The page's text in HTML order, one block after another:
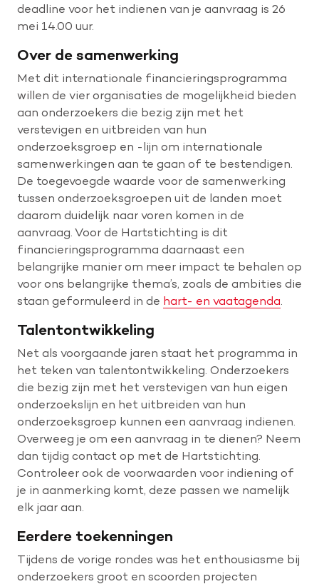
deadline voor het indienen van je aanvraag is 26
mei 14.00 uur.
Over de samenwerking
Met dit internationale financieringsprogramma
willen de vier organisaties de mogelijkheid bieden
aan onderzoekers die bezig zijn met het
verstevigen en uitbreiden van hun
onderzoeksgroep en -lijn om internationale
samenwerkingen aan te gaan of te bestendigen.
De toegevoegde waarde voor de samenwerking
tussen onderzoeksgroepen uit de landen moet
daarom duidelijk naar voren komen in de
aanvraag. Voor de Hartstichting is dit
financieringsprogramma daarnaast een
belangrijke manier om meer impact te behalen op
voor ons belangrijke thema’s, zoals de ambities die
staan geformuleerd in de hart- en vaatagenda
Talentontwikkeling
Net als voorgaande jaren staat het programma in
het teken van talentontwikkeling. Onderzoekers
die bezig zijn met het verstevigen van hun eigen
onderzoekslijn en het uitbreiden van hun
onderzoeksgroep kunnen een aanvraag indienen.
Overweeg je om een aanvraag in te dienen? Neem
dan tijdig contact op met de Hartstichting.
Controleer ook de voorwaarden voor indiening of
je in aanmerking komt, deze passen we namelijk
elk jaar aan.
Eerdere toekenningen
Tijdens de vorige rondes was het enthousiasme bij
onderzoekers groot en scoorden projecten